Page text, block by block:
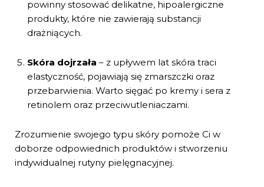
powinny stosować delikatne, hipoalergiczne
produkty, które nie zawierają substancji
drażniących.
Skóra dojrzała – z upływem lat skóra traci
elastyczność, pojawiają się zmarszczki oraz
przebarwienia. Warto sięgać po kremy i sera z
retinolem oraz przeciwutleniaczami.
Zrozumienie swojego typu skóry pomoże Ci w
doborze odpowiednich produktów i stworzeniu
indywidualnej rutyny pielęgnacyjnej.